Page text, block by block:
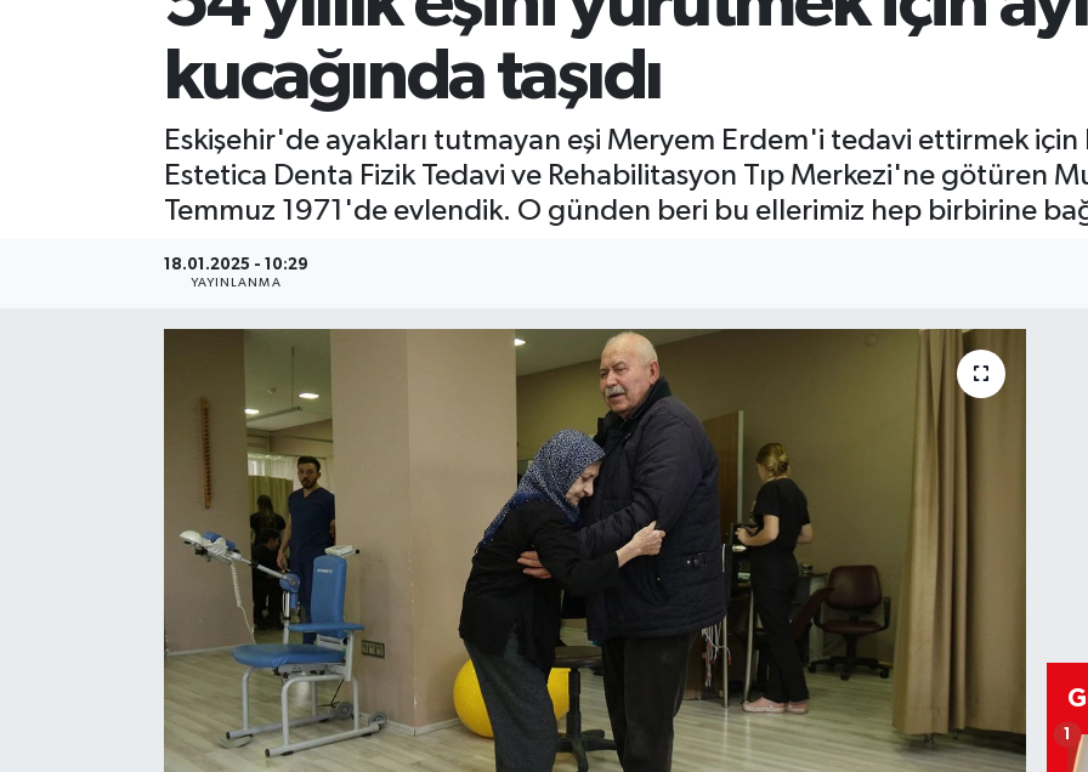
kucağında taşıdı
Eskişehir'de ayakları tutmayan eşi Meryem Erdem'i tedavi ettirmek için
Estetica Denta Fizik Tedavi ve Rehabilitasyon Tıp Merkezi'ne götüren
Temmuz 1971'de evlendik. O günden beri bu ellerimiz hep birbirine
18.01.2025 - 10:29
YAYINLANMA
1